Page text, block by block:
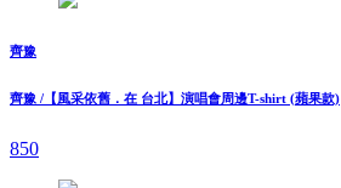
齊豫
齊豫 /【風采依舊．在 台北】演唱會周邊T-shirt (蘋果款)
850